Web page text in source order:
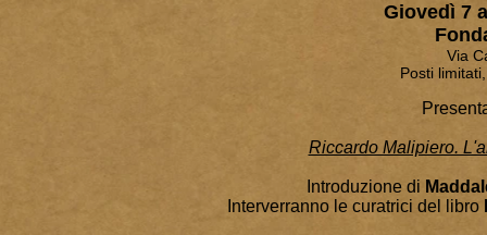
Giovedì 7
Via
Posti
Riccardo Malipiero.
Introduzione di
Interverranno le curatrici del libro